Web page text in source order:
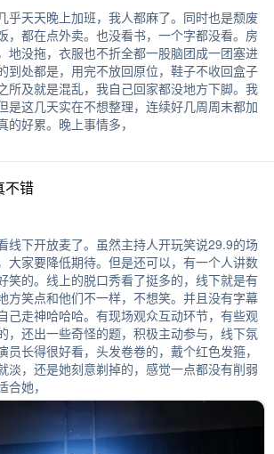
乎天天晚上加班，我人都麻了。同时也是颓废
，都在点外卖。也没看书，一个字都没看。房
地没拖，衣服也不折全都一股脑团成一团塞进
到处都是，用完不放回原位，鞋子不收回盒子
所及就是混乱，我自己回家都没地方下脚。我
是这几天实在不想整理，连续好几周周末都加
好累。晚上事情多，
不错
线下开放麦了。虽然主持人开玩笑说29.9的场
大家要降低期待。但是还可以，有一个人讲数
笑的。线上的脱口秀看了挺多的，线下就是有
方笑点和他们不一样，不想笑。并且没有字幕
己走神哈哈哈。有现场观众互动环节，有些观
，还出一些奇怪的题，积极主动参与，线下氛
员长得很好看，头发卷卷的，戴个红色发箍，
淡，还是她刻意剃掉的，感觉一点都没有削弱
她，